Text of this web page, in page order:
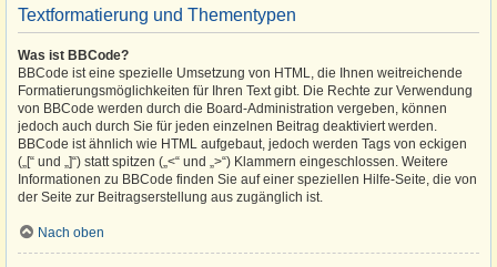
Textformatierung und Thementypen
Was ist BBCode?
BBCode ist eine spezielle Umsetzung von HTML, die Ihnen weitreichende
Formatierungsmöglichkeiten für Ihren Text gibt. Die Rechte zur Verwendung
von BBCode werden durch die Board-Administration vergeben, können
jedoch auch durch Sie für jeden einzelnen Beitrag deaktiviert werden.
BBCode ist ähnlich wie HTML aufgebaut, jedoch werden Tags von eckigen
(„[“ und „]“) statt spitzen („<“ und „>“) Klammern eingeschlossen. Weitere
Informationen zu BBCode finden Sie auf einer speziellen Hilfe-Seite, die von
der Seite zur Beitragserstellung aus zugänglich ist.
Nach oben